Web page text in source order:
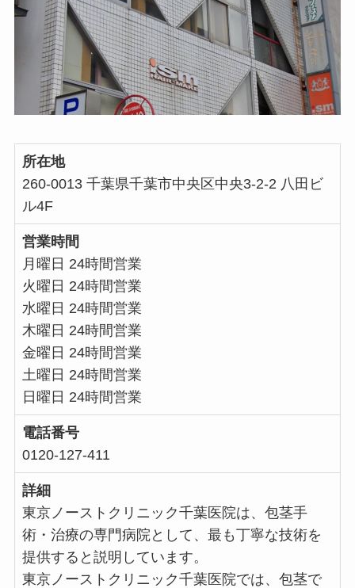
所在地
260-0013 千葉県千葉市中央区中央3-2-2 八田ビ
ル4F
営業時間
月曜日 24時間営業
火曜日 24時間営業
水曜日 24時間営業
木曜日 24時間営業
金曜日 24時間営業
土曜日 24時間営業
日曜日 24時間営業
電話番号
0120-127-411
詳細
東京ノーストクリニック千葉医院は、包茎手
術・治療の専門病院として、最も丁寧な技術を
提供すると説明しています。
東京ノーストクリニック千葉医院では、包茎で